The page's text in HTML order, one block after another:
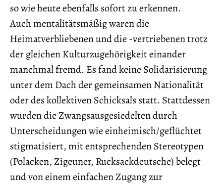
so wie heute ebenfalls sofort zu erkennen.
Auch mentalitätsmäßig waren die
Heimatverbliebenen und die -vertriebenen trotz
der gleichen Kulturzugehörigkeit einander
manchmal fremd. Es fand keine Solidarisierung
unter dem Dach der gemeinsamen Nationalität
oder des kollektiven Schicksals statt. Stattdessen
wurden die Zwangsausgesiedelten durch
Unterscheidungen wie einheimisch/geflüchtet
stigmatisiert, mit entsprechenden Stereotypen
(Polacken, Zigeuner, Rucksackdeutsche) belegt
und von einem einfachen Zugang zur